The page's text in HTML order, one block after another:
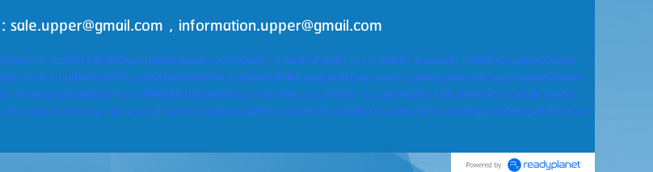
sale.upper@gmail.com , information.upper@gmail.com
วประเทศ หัวล่อฟ้า ESE ที่ดีที่สุด อุปกรณ์สายล่อฟ้า อุปกรณ์ล่อฟ้า เสาล่อฟ้า หัวล่อฟ้า ระบบสายล่อฟ้า ระบบล่อฟ้า ตัวกันฟ้าผ่า อุปกรณ์ป้องกัน
าคาร ระบบป้องกันอัคคีภัย อุปกรณ์ป้องกันอัคคีภัย ระบบป้องกันไฟไหม้ surge protection system Lightning protection system อุปกรณ์ป้องกัน
ตรวจสอบ ปรับปรุงระบบกราวด์ วิธีติดตั้งระบบป้องกันฟ้าผ่า ตัวนำลงดิน ระบบหัวล่อฟ้า ระบบป้องกันฟ้าผ่า ESE ป้องกันฟ้าผ่า สายไฟ สายดิน
alarm system nurse call nurse call system ระบบแจ้งเหตุเพลิงไหม้ ระบบแจ้งเตือนเพลิงไหม้ ระบบเตือนไฟไหม้ ระบบสัญญาณแจ้งเหตุเพลิงไหม้ ระบบ